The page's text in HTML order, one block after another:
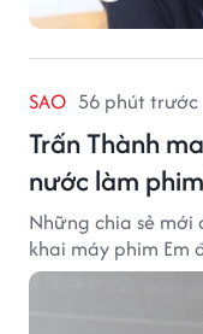
SAO 56 phút trước
Trấn Thành
nước làm
Những chia sẻ mới
khai máy phim Em